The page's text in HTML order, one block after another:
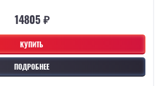
КУПИТЬ
ПОДРОБНЕЕ
14805 ₽